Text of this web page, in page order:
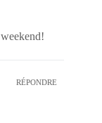
RÉPONDRE